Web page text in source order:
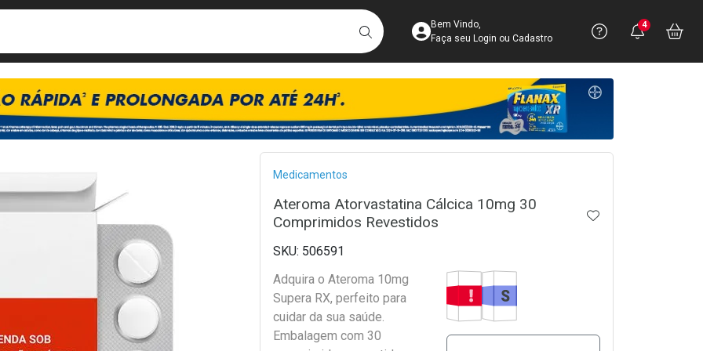
BUSCARAcesse sua Conta
Bem Vindo,
Faça seu Login ou Cadastro
Precisa
Ver Recursos
Você
4
Breadcrumb
Medicamentos
Ateroma Atorvastatina Cálcica 10mg 30
Comprimidos Revestidos
ADICIONAR AOS
506591
Adquira o Ateroma 10mg
Supera RX, perfeito para
cuidar da sua saúde.
Embalagem com 30